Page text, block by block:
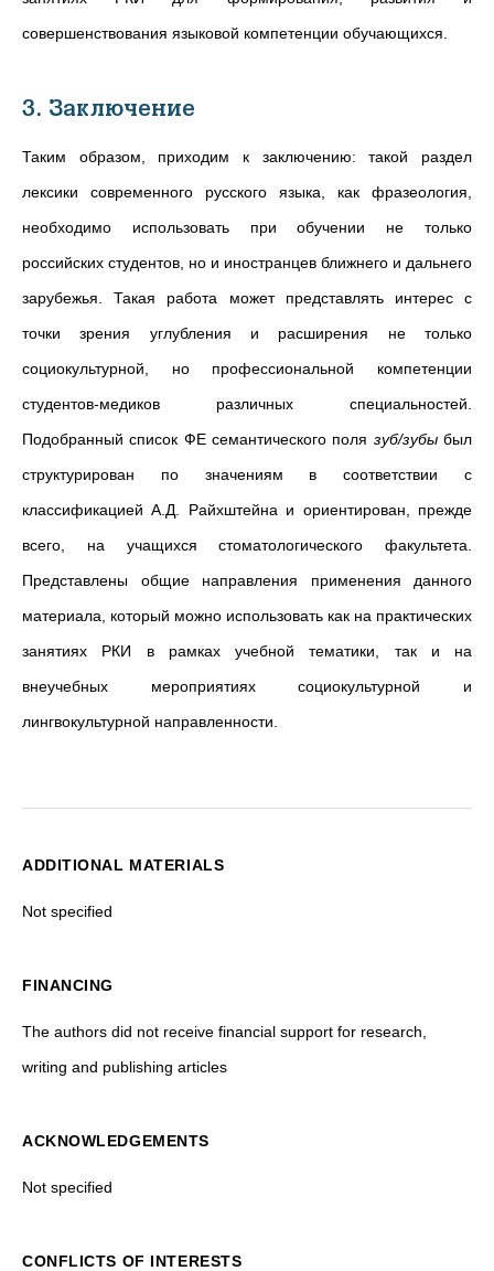
совершенствования языковой компетенции обучающихся.
3. Заключение
Таким образом, приходим к заключению: такой раздел
лексики современного русского языка, как фразеология,
необходимо использовать при обучении не только
российских студентов, но и иностранцев ближнего и дальнего
зарубежья. Такая работа может представлять интерес с
точки зрения углубления и расширения не только
социокультурной, но профессиональной компетенции
студентов-медиков различных специальностей.
Подобранный список ФЕ семантического поля зуб/зубыбыл
структурирован по значениям в соответствии с
классификацией А.Д. Райхштейна и ориентирован, прежде
всего, на учащихся стоматологического факультета.
Представлены общие направления применения данного
материала, который можно использовать как на практических
занятиях РКИ в рамках учебной тематики, так и на
внеучебных мероприятиях социокультурной и
лингвокультурной направленности
ADDITIONAL MATERIALS
Not specified
FINANCING
The authors did not receive financial support for research,
writing and publishing articles
ACKNOWLEDGEMENTS
Not specified
CONFLICTS OF INTERESTS